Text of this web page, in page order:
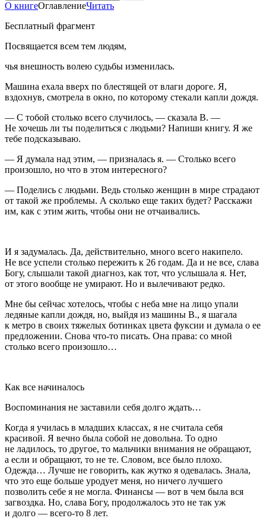
О книгеОглавлениеЧитать
Бесплатный фрагмент
Посвящается всем тем людям,
чья внешность волею судьбы изменилась.
Машина ехала вверх по блестящей от влаги дороге. Я,
вздохнув, смотрела в окно, по которому стекали капли дождя.
— С тобой столько всего случилось, — сказала В. —
Не хочешь ли ты поделиться с людьми? Напиши книгу. Я же
тебе подсказываю.
— Я думала над этим, — призналась я. — Столько всего
произошло, но что в этом интересного?
— Поделись с людьми. Ведь столько женщин в мире страдают
от такой же проблемы. А сколько еще таких будет? Расскажи
им, как с этим жить, чтобы они не отчаивались.
И я задумалась. Да, действительно, много всего накипело.
Не все успели столько пережить к 26 годам. Да и не все, слава
Богу, слышали такой диагноз, как тот, что услышала я. Нет,
от этого вообще не умирают. Но и вылечивают редко.
Мне бы сейчас хотелось, чтобы с неба мне на лицо упали
ледяные капли дождя, но, выйдя из машины В., я шагала
к метро в своих тяжелых ботинках цвета фуксии и думала о ее
предложении. Снова что-то писать. Она права: со мной
столько всего произошло…
Как все начиналось
Воспоминания не заставили себя долго ждать…
Когда я училась в младших классах, я не считала себя
красивой. Я вечно была собой не довольна. То одно
не ладилось, то другое, то мальчики внимания не обращают,
а если и обращают, то не те. Словом, все было плохо.
Одежда… Лучше не говорить, как жутко я одевалась. Знала,
что это еще больше уродует меня, но ничего лучшего
позволить себе я не могла. Финансы — вот в чем была вся
загвоздка. Но, слава Богу, продолжалось это не так уж
и долго — всего-то 8 лет.